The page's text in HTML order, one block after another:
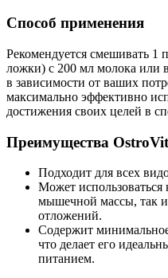
Способ применения
Рекомендуется смешивать
ложки) с 200 мл молока или
в зависимости от ваших
максимально эффективно
достижения своих целей в
Преимущества
Подходит для всех
Может
мышечной массы, так
отложений.
Содержит
что делает его
питанием.